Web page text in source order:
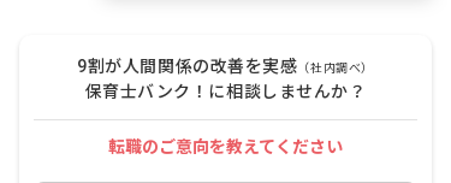
9割が人間関係の改善を実感 （社内調べ）
保育士バンク！に相談しませんか？
転職のご意向を教えてください